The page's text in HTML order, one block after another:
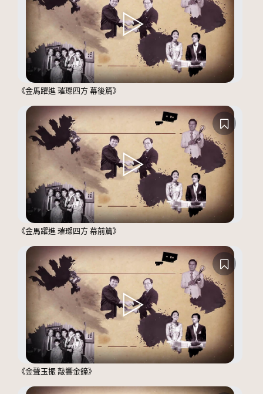
《金馬躍進 璀璨四方 幕後篇》
《金馬躍進 璀璨四方 幕前篇》
《金聲玉振 敲響金鐘》